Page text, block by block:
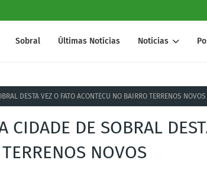
Sobral Últimas Notícias Notícias
DESTA VEZ O FATO ACONTECU NO BAIRRO TERRENOS NOVOS
CIDADE DE SOBRAL
NOVOS